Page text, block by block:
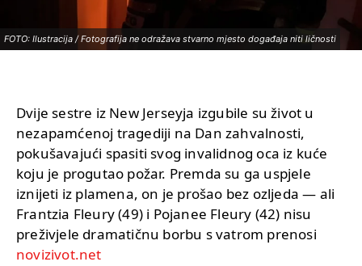
FOTO: Ilustracija / Fotografija ne odražava stvarno mjesto događaja niti ličnosti
Dvije sestre iz New Jerseyja izgubile su život u
nezapamćenoj tragediji na Dan zahvalnosti,
pokušavajući spasiti svog invalidnog oca iz kuće
koju je progutao požar. Premda su ga uspjele
iznijeti iz plamena, on je prošao bez ozljeda — ali
Frantzia Fleury (49) i Pojanee Fleury (42) nisu
preživjele dramatičnu borbu s vatrom prenosi
novizivot.net